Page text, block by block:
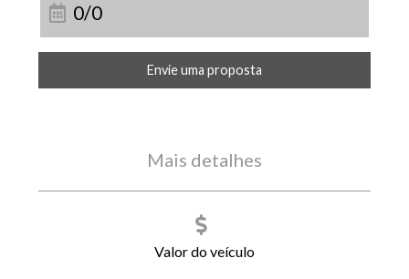
0/0
Envie uma proposta
Mais detalhes
Valor do veículo